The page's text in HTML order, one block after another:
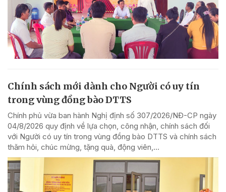
Chính sách mới dành cho Người có uy tín
trong vùng đồng bào DTTS
Chính phủ vừa ban hành Nghị định số 307/2026/NĐ-CP ngày
04/8/2026 quy định về lựa chọn, công nhận, chính sách đối
với Người có uy tín trong vùng đồng bào DTTS và chính sách
thăm hỏi, chúc mừng, tặng quà, động viên,...